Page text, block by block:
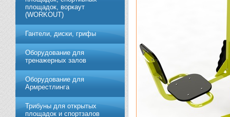
площадок, воркаут
(WORKOUT)
Гантели, диски, грифы
Обoрудoвание для
трeнажерных залoв
Оборудование для
Армрестлинга
Трибуны для открытых
площадок и спортзалов